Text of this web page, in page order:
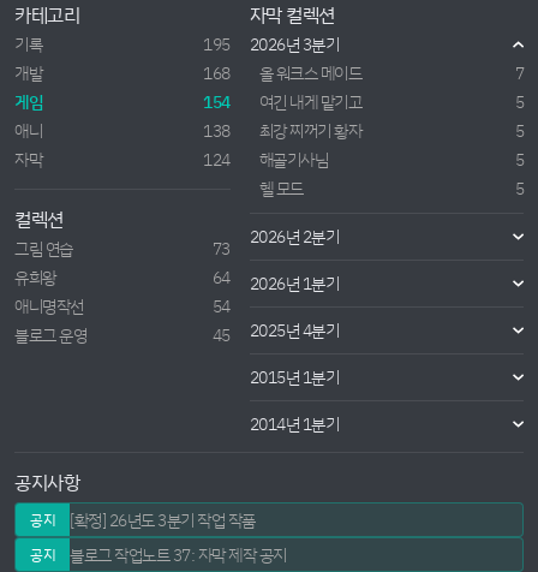
카테고리
기록
195
개발
168
게임
154
애니
138
자막
124
컬렉션
그림 연습
73
유희왕
64
애니명작선
54
블로그 운영
45
자막 컬렉션
2026년 3분기
올 워크스 메이드
7
여긴 내게 맡기고
5
최강 찌꺼기 황자
5
해골기사님
5
헬 모드
5
2026년 2분기
2026년 1분기
2025년 4분기
2015년 1분기
2014년 1분기
공지사항
공지 [확정] 26년도 3분기 작업 작품
공지 블로그 작업노트 37: 자막 제작 공지